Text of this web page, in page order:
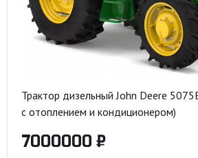
Трактор дизельный John Deere
с отоплением и кондиционером)
7000000 ₽